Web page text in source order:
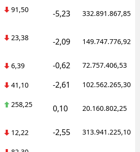
91,50 -5,23 332.891.867,85
23,38 -2,09 149.747.776,92
6,39 -0,62 72.757.406,53
41,10 -2,61 102.562.265,30
258,25 0,10 20.160.802,25
12,22 -2,55 313.941.225,10